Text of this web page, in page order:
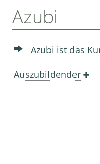
Azubi
Azubi ist das
Auszubildender